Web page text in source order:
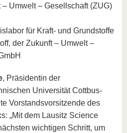
– Umwelt – Gesellschaft (ZUG)
für Kraft- und Grundstoffe
der Zukunft – Umwelt –
, Präsidentin der
Universität Cottbus-
Vorstandsvorsitzende des
„Mit dem Lausitz Science
wichtigen Schritt, um